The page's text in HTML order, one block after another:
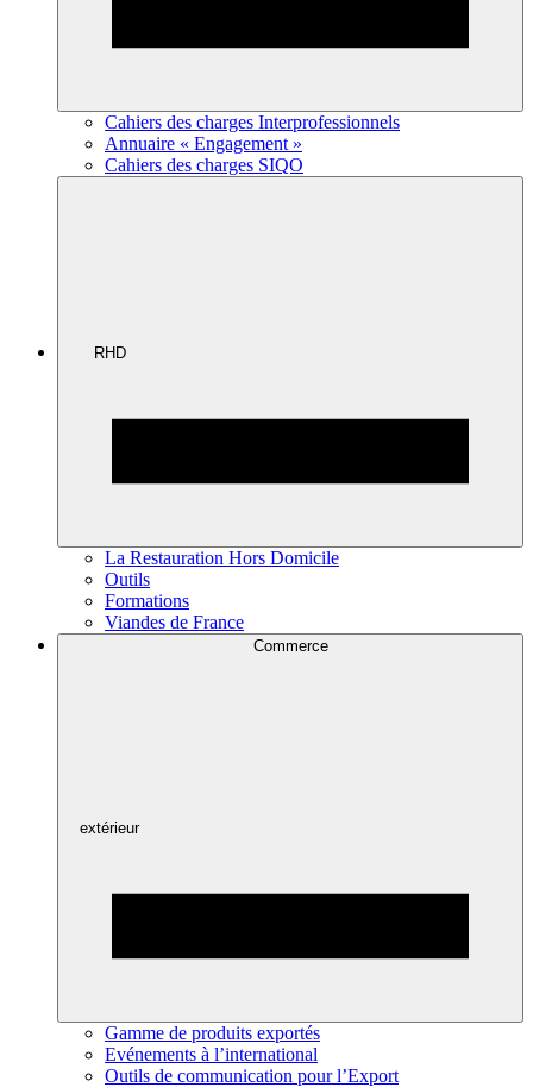
Cahiers des charges Interprofessionnels
Annuaire « Engagement »
Cahiers des charges SIQO
RHD
La Restauration Hors Domicile
Outils
Formations
Viandes de France
Commerce
extérieur
Gamme de produits exportés
Evénements à l’international
Outils de communication pour l’Export